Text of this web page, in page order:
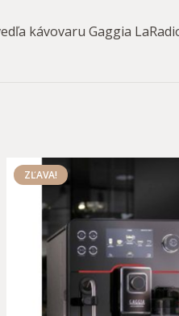
kávovaru Gaggia
ZĽAVA!